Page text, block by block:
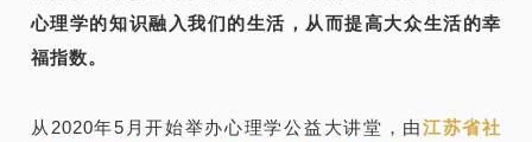
心理学的知识融入我们的生活，从而提高大众生活的幸
福指数。
从2020年5月开始举办心理学公益大讲堂，由江苏省社